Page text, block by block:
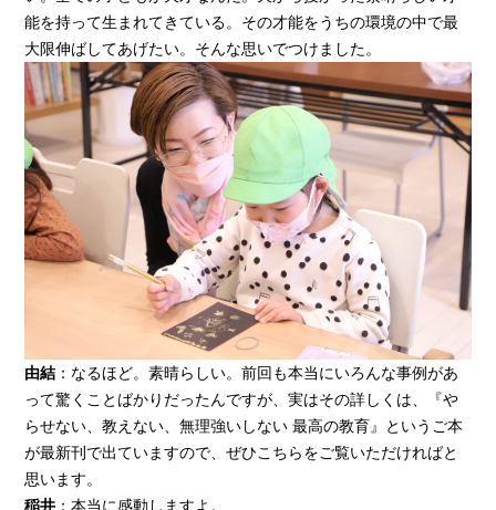
能を持って生まれてきている。その才能をうちの環境の中で最
大限伸ばしてあげたい。そんな思いでつけました。
由結 ：なるほど。素晴らしい。前回も本当にいろんな事例があ
って驚くことばかりだったんですが、実はその詳しくは、『や
らせない、教えない、無理強いしない 最高の教育』というご本
が最新刊で出ていますので、ぜひこちらをご覧いただければと
思います。
稲井 ：本当に感動しますよ。